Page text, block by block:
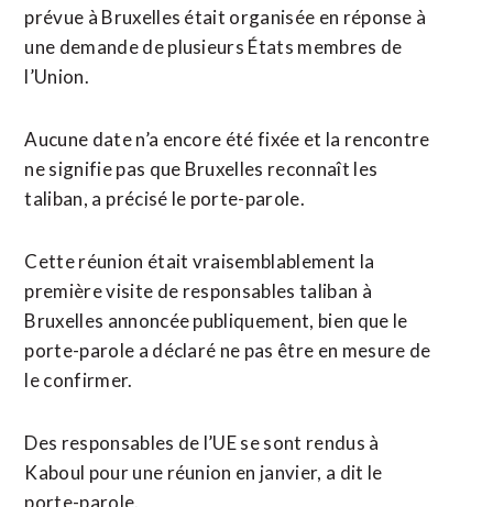
prévue à Bruxelles était organisée en réponse à
une demande de plusieurs États membres de
l’Union.
Aucune date n’a encore été fixée et la rencontre
ne signifie pas que Bruxelles reconnaît les
taliban, a ⁠précisé le porte-parole.
Cette réunion était vraisemblablement la
première visite de ⁠responsables taliban à
Bruxelles annoncée publiquement, bien que le
porte-parole a déclaré ne pas être en mesure de
le confirmer.
Des responsables de l’UE se sont rendus à
Kaboul pour une réunion en janvier, a dit ⁠le
porte-parole.